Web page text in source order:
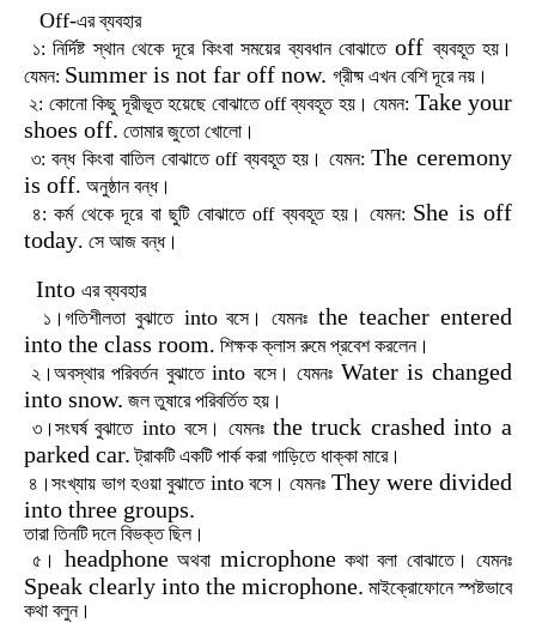
Off-এর ব্যবহার
১:নির্দিষ্ট স্থান থেকে দূরে কিংবা সময়ের ব্যবধান বোঝাতে offব্যবহূত হয়।
যেমন: Summer is not far off now. গ্রীষ্ম এখন বেশি দূরে নয় ।
২: কোনো কিছু দূরীভূত হয়েছে বোঝাতেoffব্যবহূত হয়। যেমন: Take your
shoes off. তোমার জুতো খোলো।
৩:বন্ধ কিংবা বাতিল বোঝাতেoffব্যবহূত হয়। যেমন:The ceremony
is off. অনুষ্ঠান বন্ধ।
৪: কর্ম থেকে দূরে বা ছুটি বোঝাতেoffব্যবহূত হয়। যেমন: She is off
today. সে আজ বন্ধ।
Into এর ব্যবহার
১।গতিশীলতা বুঝাতেinto বসে। যেমনঃ the teacher entered
into the class room. শিক্ষক ক্লাস রুমে প্রবেশ করলেন।
২।অবস্থার পরিবর্তন বুঝাতে intoবসে। যেমনঃ Water is changed
into snow. জল তুষারে পরিবর্তিত হয়।
৩।সংঘর্ষ বুঝাতেintoবসে। যেমনঃ the truck crashed into a
parked car. ট্রাকটি একটি পার্ক করা গাড়িতে ধাক্কা মারে।
৪।সংখ্যায় ভাগ হওয়া বুঝাতে into বসে। যেমনঃ They were divided
into three groups.
তারা তিনটি দলে বিভক্ত ছিল।
৫।
headphoneঅথবা microphoneকথা বলা বোঝাতে। যেমনঃ
Speak clearly into the microphone. মাইক্রোফোনে স্পষ্টভাবে
কথা বলুন।